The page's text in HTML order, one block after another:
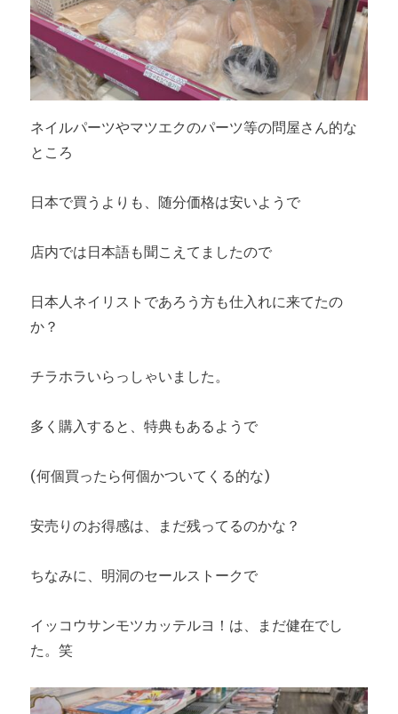
ネイルパーツやマツエクのパーツ等の問屋さん的な
ところ
日本で買うよりも、随分価格は安いようで
店内では日本語も聞こえてましたので
日本人ネイリストであろう方も仕入れに来てたの
か？
チラホラいらっしゃいました。
多く購入すると、特典もあるようで
(何個買ったら何個かついてくる的な)
安売りのお得感は、まだ残ってるのかな？
ちなみに、明洞のセールストークで
イッコウサンモツカッテルヨ！は、まだ健在でし
た。笑